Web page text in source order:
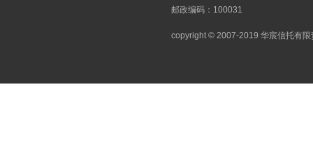
邮政编码：100031
copyright © 2007-2019 华宸信托有